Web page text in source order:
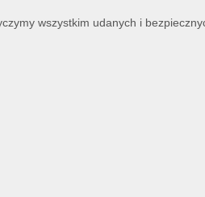
wszystkim udanych i